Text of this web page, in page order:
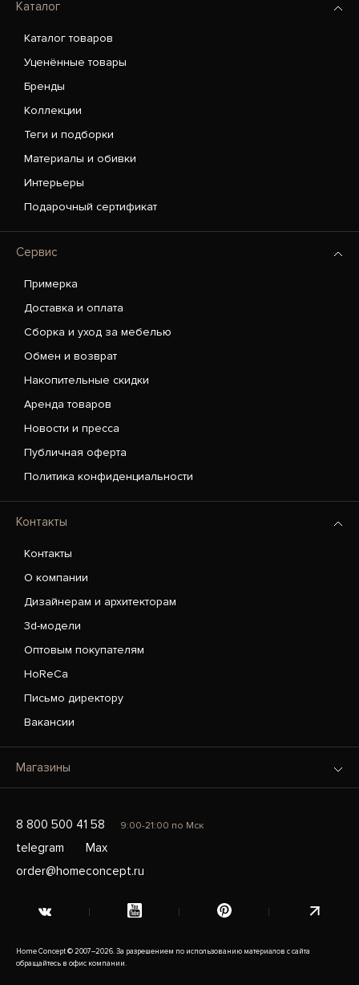
Каталог
Каталог товаров
Уценённые товары
Бренды
Коллекции
Теги и подборки
Материалы и обивки
Интерьеры
Подарочный сертификат
Сервис
Примерка
Доставка и оплата
Сборка и уход за мебелью
Обмен и возврат
Накопительные скидки
Аренда товаров
Новости и пресса
Публичная оферта
Политика конфиденциальности
Контакты
Контакты
О компании
Дизайнерам и архитекторам
3d-модели
Оптовым покупателям
HoReCa
Письмо директору
Вакансии
Магазины
8 800 500 41 58 9:00-21:00 по Мск
telegram
Max
order@homeconcept.ru
Home Concept © 2007–2026. За разрешением по использованию материалов с сайта
обращайтесь в офис компании.